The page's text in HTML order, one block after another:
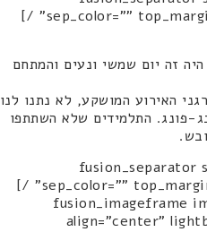
sep_color="" top_margin="15px" bottom_margin="" border_size="" icon="" icon_circle="" icon_circle_color="" width="" alignment="center" /]
זה יום שמשי ונעים והמתחם
האירוע המושקע, לא נתנו לנו
פונג. התלמידים שלא השתתפו
[/
sep_color="" top_margin="30px" bottom_margin="" border_size="" icon="" icon_circle="" icon_circle_color="" width="" alignment="center" /]
[fusion_imageframe
align="center"